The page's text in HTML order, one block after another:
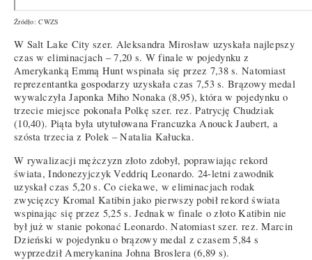
Źródło: CWZS
W Salt Lake City szer. Aleksandra Mirosław uzyskała najlepszy
czas w eliminacjach – 7,20 s. W finale w pojedynku z
Amerykanką Emmą Hunt wspinała się przez 7,38 s. Natomiast
reprezentantka gospodarzy uzyskała czas 7,53 s. Brązowy medal
wywalczyła Japonka Miho Nonaka (8,95), która w pojedynku o
trzecie miejsce pokonała Polkę szer. rez. Patrycję Chudziak
(10,40). Piąta była utytułowana Francuzka Anouck Jaubert, a
szósta trzecia z Polek – Natalia Kałucka.
W rywalizacji mężczyzn złoto zdobył, poprawiając rekord
świata, Indonezyjczyk Veddriq Leonardo. 24-letni zawodnik
uzyskał czas 5,20 s. Co ciekawe, w eliminacjach rodak
zwycięzcy Kromal Katibin jako pierwszy pobił rekord świata
wspinając się przez 5,25 s. Jednak w finale o złoto Katibin nie
był już w stanie pokonać Leonardo. Natomiast szer. rez. Marcin
Dzieński w pojedynku o brązowy medal z czasem 5,84 s
wyprzedził Amerykanina Johna Broslera (6,89 s).